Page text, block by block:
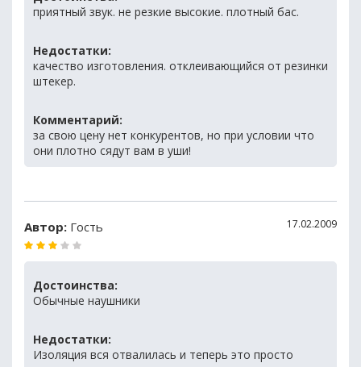
приятный звук. не резкие высокие. плотный бас.
Недостатки:
качество изготовления. отклеивающийся от резинки
штекер.
Комментарий:
за свою цену нет конкурентов, но при условии что
они плотно сядут вам в уши!
Автор: Гость 17.02.2009
Достоинства:
Обычные наушники
Недостатки:
Изоляция вся отвалилась и теперь это просто